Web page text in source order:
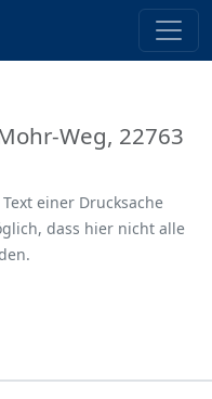
Weg, 22763
einer Drucksache
dass hier nicht alle